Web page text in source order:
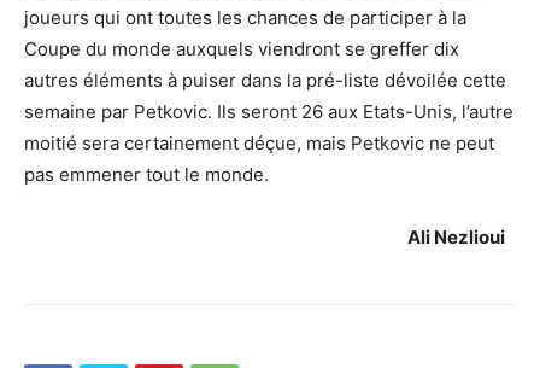
joueurs qui ont toutes les chances de participer à la
Coupe du monde auxquels viendront se greffer dix
autres éléments à puiser dans la pré-liste dévoilée cette
semaine par Petkovic. Ils seront 26 aux Etats-Unis, l’autre
moitié sera certainement déçue, mais Petkovic ne peut
pas emmener tout le monde.
Ali Nezlioui